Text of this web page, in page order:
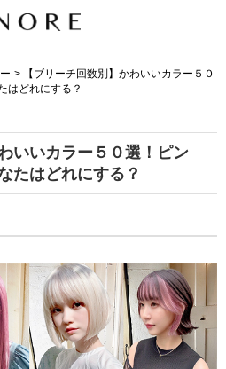
>
【ブリーチ回数別】かわいいカラー５０
はどれにする？
いいカラー５０選！ピン
たはどれにする？